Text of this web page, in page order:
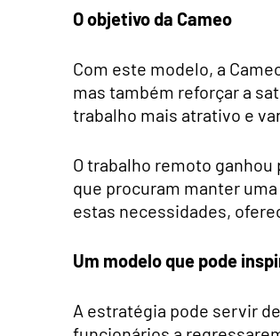
O objetivo da Cameo
Com este modelo, a
mas também reforçar a
trabalho mais atrativo e
O trabalho remoto
que procuram manter
estas necessidades,
Um modelo que pode
A estratégia pode servir